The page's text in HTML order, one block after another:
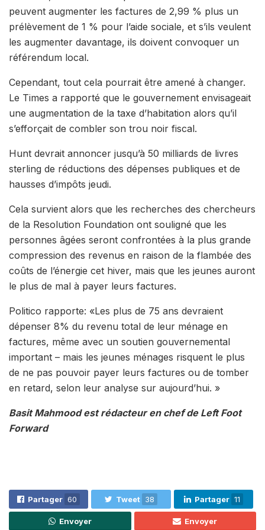
peuvent augmenter les factures de 2,99 % plus un
prélèvement de 1 % pour l’aide sociale, et s’ils veulent
les augmenter davantage, ils doivent convoquer un
référendum local.
Cependant, tout cela pourrait être amené à changer.
Le Times a rapporté que le gouvernement envisageait
une augmentation de la taxe d’habitation alors qu’il
s’efforçait de combler son trou noir fiscal.
Hunt devrait annoncer jusqu’à 50 milliards de livres
sterling de réductions des dépenses publiques et de
hausses d’impôts jeudi.
Cela survient alors que les recherches des chercheurs
de la Resolution Foundation ont souligné que les
personnes âgées seront confrontées à la plus grande
compression des revenus en raison de la flambée des
coûts de l’énergie cet hiver, mais que les jeunes auront
le plus de mal à payer leurs factures.
Politico rapporte: «Les plus de 75 ans devraient
dépenser 8% du revenu total de leur ménage en
factures, même avec un soutien gouvernemental
important – mais les jeunes ménages risquent le plus
de ne pas pouvoir payer leurs factures ou de tomber
en retard, selon leur analyse sur aujourd’hui. »
Basit Mahmood est rédacteur en chef de Left Foot
Forward
Partager 60 Tweet 38 Partager 11
Envoyer Envoyer